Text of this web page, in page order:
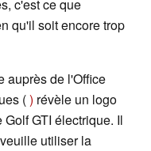
c'est ce que
qu'il soit encore trop
auprès de l'Office
() révèle un logo
GTI électrique. Il
utiliser la